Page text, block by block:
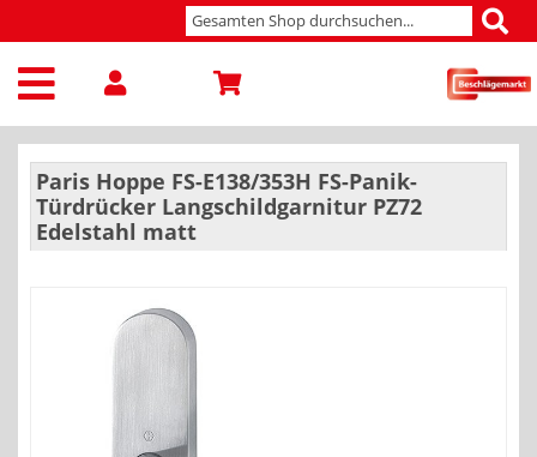
Paris Hoppe FS-E138/353H FS-Panik-
Türdrücker Langschildgarnitur PZ72
Edelstahl matt